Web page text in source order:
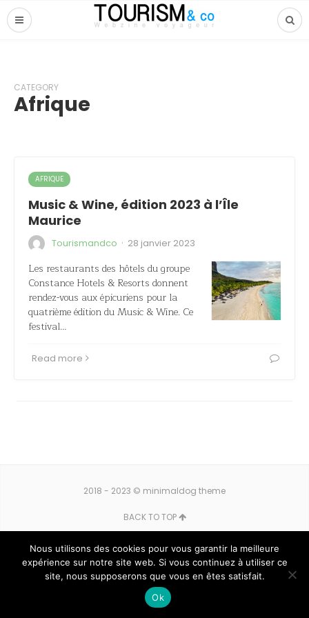
CATEGORY
Afrique
AFRIQUE
Music & Wine, édition 2023 à l’Île
Maurice
Tourismandco · 28 janvier 2023
Les restaurants des hôtels du groupe
Constance Hotels & Resorts donnent
rendez-vous aux épicuriens pour la
quatrième édition du Music & Wine. Ce
festival…
Read more
2018 - 2023 © minimaldog theme
BACK TO TOP
Nous utilisons des cookies pour vous garantir la meilleure
expérience sur notre site web. Si vous continuez à utiliser ce
site, nous supposerons que vous en êtes satisfait.
Ok